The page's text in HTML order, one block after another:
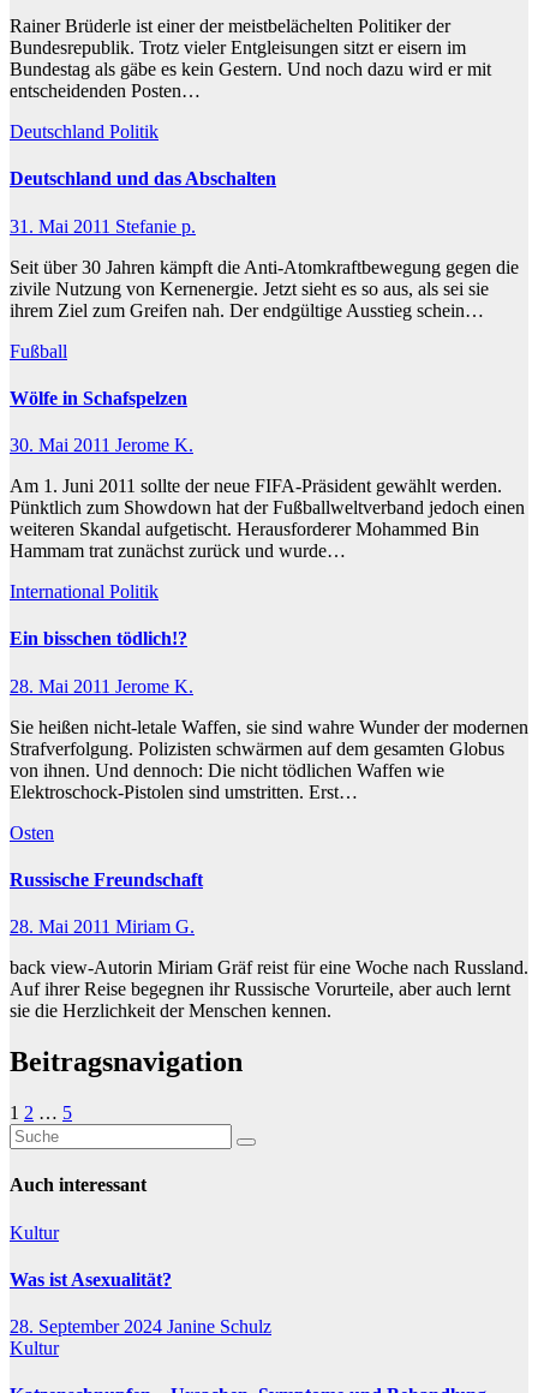
Rainer Brüderle ist einer der meistbelächelten Politiker der
Bundesrepublik. Trotz vieler Entgleisungen sitzt er eisern im
Bundestag als gäbe es kein Gestern. Und noch dazu wird er mit
entscheidenden Posten…
Deutschland Politik
Deutschland und das Abschalten
31. Mai 2011 Stefanie p.
Seit über 30 Jahren kämpft die Anti-Atomkraftbewegung gegen die
zivile Nutzung von Kernenergie. Jetzt sieht es so aus, als sei sie
ihrem Ziel zum Greifen nah. Der endgültige Ausstieg schein…
Fußball
Wölfe in Schafspelzen
30. Mai 2011 Jerome K.
Am 1. Juni 2011 sollte der neue FIFA-Präsident gewählt werden.
Pünktlich zum Showdown hat der Fußballweltverband jedoch einen
weiteren Skandal aufgetischt. Herausforderer Mohammed Bin
Hammam trat zunächst zurück und wurde…
International Politik
Ein bisschen tödlich!?
28. Mai 2011 Jerome K.
Sie heißen nicht-letale Waffen, sie sind wahre Wunder der modernen
Strafverfolgung. Polizisten schwärmen auf dem gesamten Globus
von ihnen. Und dennoch: Die nicht tödlichen Waffen wie
Elektroschock-Pistolen sind umstritten. Erst…
Osten
Russische Freundschaft
28. Mai 2011 Miriam G.
back view-Autorin Miriam Gräf reist für eine Woche nach Russland.
Auf ihrer Reise begegnen ihr Russische Vorurteile, aber auch lernt
sie die Herzlichkeit der Menschen kennen.
Beitragsnavigation
1 2 … 5
Auch interessant
Kultur
Was ist Asexualität?
28. September 2024 Janine Schulz
Kultur